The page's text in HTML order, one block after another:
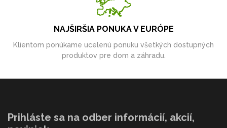
NAJŠIRŠIA PONUKA V EURÓPE
Klientom ponúkame ucelenú ponuku všetkých dostupných
produktov pre dom a záhradu.
Prihláste sa na odber informácií, akcií,